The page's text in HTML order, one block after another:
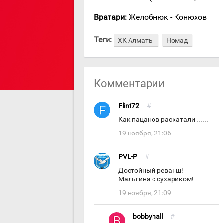
Вратари: Желобнюк - Конюхов
Теги: ХК Алматы Номад
Комментарии
Flint72 #
Как пацанов раскатали ......
19 ноября, 21:06
PVL-P #
Достойный реванш!
Мальгина с сухариком!
19 ноября, 21:09
bobbyhall #